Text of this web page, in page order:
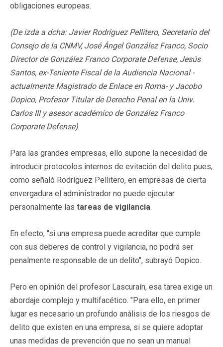
obligaciones europeas.
(De izda a dcha: Javier Rodríguez Pellitero, Secretario del
Consejo de la CNMV, José Ángel González Franco, Socio
Director de González Franco Corporate Defense, Jesús
Santos, ex-Teniente Fiscal de la Audiencia Nacional -
actualmente Magistrado de Enlace en Roma- y Jacobo
Dopico, Profesor Titular de Derecho Penal en la Univ.
Carlos III y asesor académico de González Franco
Corporate Defense).
Para las grandes empresas, ello supone la necesidad de
introducir protocolos internos de evitación del delito pues,
como señaló Rodríguez Pellitero, en empresas de cierta
envergadura el administrador no puede ejecutar
personalmente las tareas de vigilancia.
En efecto, "si una empresa puede acreditar que cumple
con sus deberes de control y vigilancia, no podrá ser
penalmente responsable de un delito", subrayó Dopico.
Pero en opinión del profesor Lascuraín, esa tarea exige un
abordaje complejo y multifacético. "Para ello, en primer
lugar es necesario un profundo análisis de los riesgos de
delito que existen en una empresa, si se quiere adoptar
unas medidas de prevención que no sean un manual